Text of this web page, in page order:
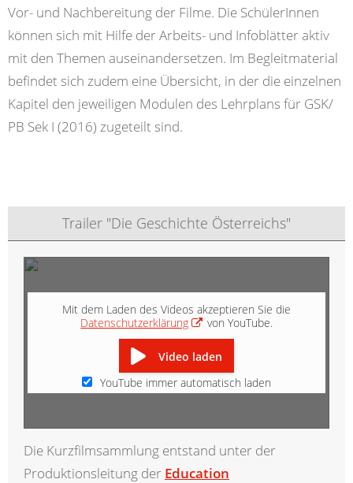
Vor- und Nachbereitung der Filme. Die SchülerInnen
können sich mit Hilfe der Arbeits- und Infoblätter aktiv
mit den Themen auseinandersetzen. Im Begleitmaterial
befindet sich zudem eine Übersicht, in der die einzelnen
Kapitel den jeweiligen Modulen des Lehrplans für GSK/
PB Sek I (2016) zugeteilt sind.
Trailer "Die Geschichte Österreichs"
Mit dem Laden des Videos akzeptieren Sie die
Datenschutzerklärung
von YouTube.
Video laden
YouTube immer automatisch laden
Die Kurzfilmsammlung entstand unter der
Produktionsleitung der Education